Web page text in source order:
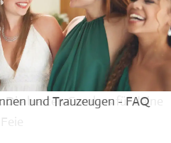
Die besten Combos für deine
und Trauzeugen - FAQ